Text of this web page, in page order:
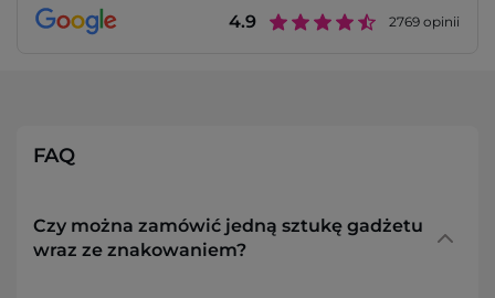
4.9 2769 opinii
FAQ
Czy można zamówić jedną sztukę gadżetu
wraz ze znakowaniem?